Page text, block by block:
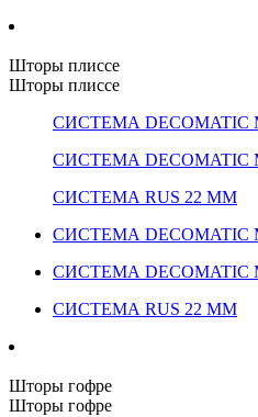
Шторы плиссе
Шторы плиссе
СИСТЕМА DECOMATIC
СИСТЕМА DECOMATIC
СИСТЕМА RUS 22 ММ
СИСТЕМА DECOMATIC
СИСТЕМА DECOMATIC
СИСТЕМА RUS 22 ММ
Шторы гофре
Шторы гофре